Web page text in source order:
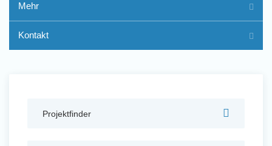
Mehr
Kontakt
Projektfinder